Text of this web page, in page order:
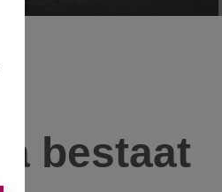
bestaat